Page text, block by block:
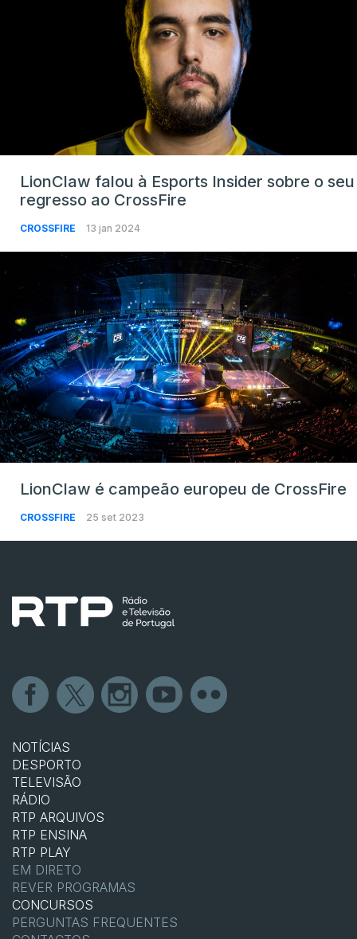
LionClaw falou à Esports Insider sobre o seu
regresso ao CrossFire
CROSSFIRE 13 jan 2024
LionClaw é campeão europeu de CrossFire
CROSSFIRE 25 set 2023
NOTÍCIAS
DESPORTO
TELEVISÃO
RÁDIO
RTP ARQUIVOS
RTP ENSINA
RTP PLAY
EM DIRETO
REVER PROGRAMAS
CONCURSOS
PERGUNTAS FREQUENTES